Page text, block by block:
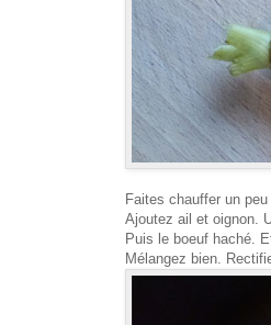
Faites chauffer un
Ajoutez ail et oignon.
Puis le boeuf haché.
Mélangez bien.